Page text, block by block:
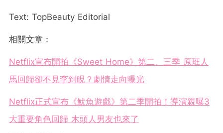
Text: TopBeauty Editorial
相關文章：
Netflix宣布開拍《Sweet Home》第二、三季 原班人
馬回歸卻不見李到睍？劇情走向曝光
Netflix正式宣布《魷魚遊戲》第二季開拍！導演親曝3
大重要角色回歸 木頭人男友也來了